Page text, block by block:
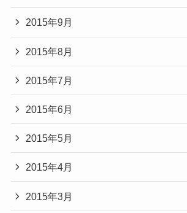
2015年9月
2015年8月
2015年7月
2015年6月
2015年5月
2015年4月
2015年3月